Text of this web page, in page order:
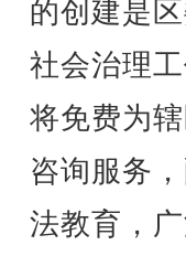
的创建是
社会治理
将免费为
咨询服务
法教育，